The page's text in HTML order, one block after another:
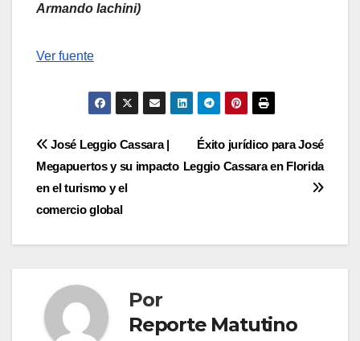
Armando Iachini)
Navegación
entradas
Ver fuente
Navegación
de
entradas
Éxito jurídico para José
Leggio Cassara en Florida
José Leggio Cassara |
Megapuertos y su impacto
en el turismo y el
comercio global
Por
Reporte Matutino